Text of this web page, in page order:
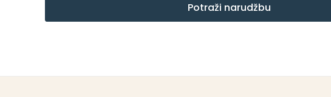
Potraži narudžbu